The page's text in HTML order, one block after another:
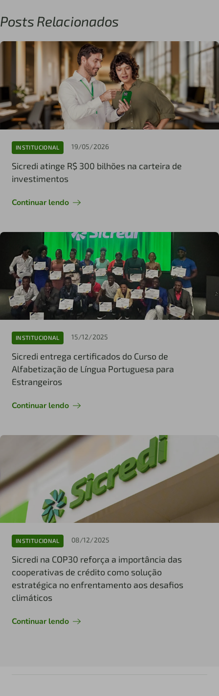
Posts Relacionados
INSTITUCIONAL 19/05/2026
Sicredi atinge R$ 300 bilhões na carteira de
investimentos
Continuar lendo
INSTITUCIONAL 15/12/2025
Sicredi entrega certificados do Curso de
Alfabetização de Língua Portuguesa para
Estrangeiros
Continuar lendo
INSTITUCIONAL 08/12/2025
Sicredi na COP30 reforça a importância das
cooperativas de crédito como solução
estratégica no enfrentamento aos desafios
climáticos
Continuar lendo